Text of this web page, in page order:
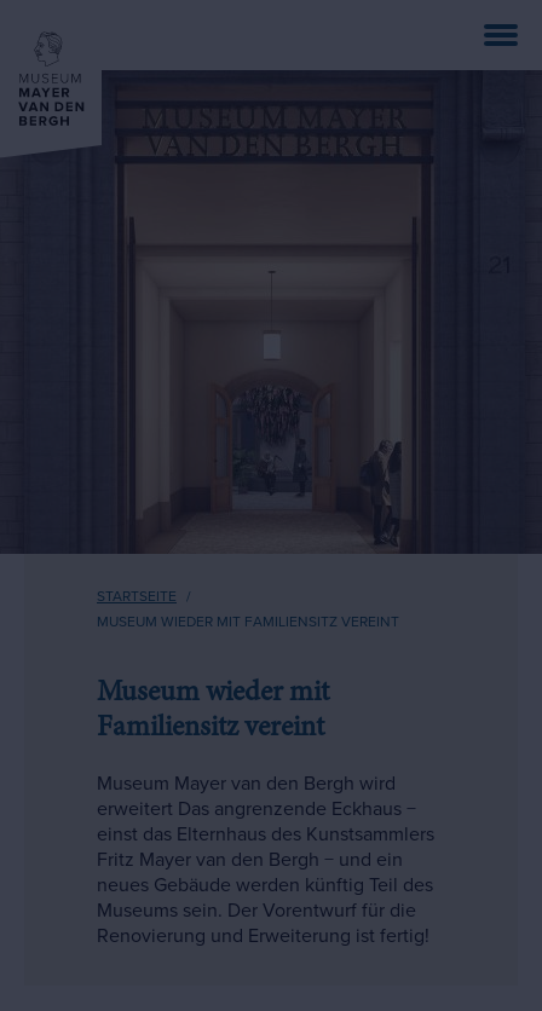
Inhalt
Pfadnavigation
STARTSEITE
MUSEUM WIEDER MIT FAMILIENSITZ VEREINT
Museum wieder mit
Familiensitz vereint
Museum Mayer van den Bergh wird
erweitert Das angrenzende Eckhaus −
einst das Elternhaus des Kunstsammlers
Fritz Mayer van den Bergh − und ein
neues Gebäude werden künftig Teil des
Museums sein. Der Vorentwurf für die
Renovierung und Erweiterung ist fertig!